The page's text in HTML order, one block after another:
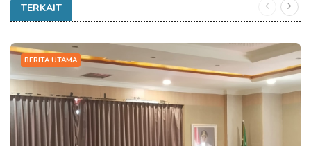
TERKAIT
BERITA UTAMA